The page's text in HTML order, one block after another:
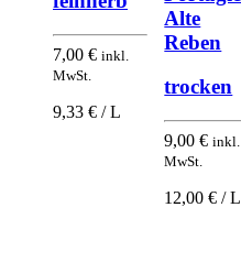
7,00 € inkl.
MwSt.
9,33 € / L
Alte
Reben
trocken
9,00€ inkl.
MwSt.
12,00 € / L